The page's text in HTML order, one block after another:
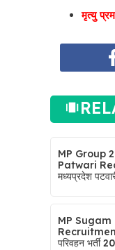
मृत्यु
MP Group
Patwari
मध्यप्रदेश
MP
परिवहन भर्ती